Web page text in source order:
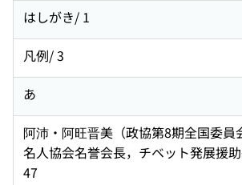
はしがき/ 1
凡例/ 3
あ
阿沛・阿旺晋美（政協第8期全国委員
名人協会名誉会長，チベット発展援
47